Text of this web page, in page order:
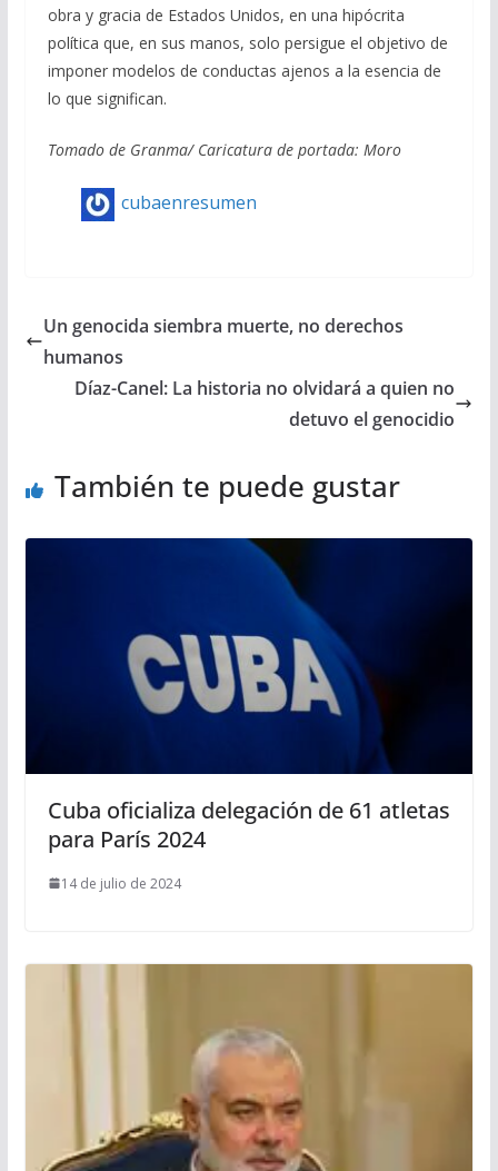
obra y gracia de Estados Unidos, en una hipócrita
política que, en sus manos, solo persigue el objetivo de
imponer modelos de conductas ajenos a la esencia de
lo que significan.
Tomado de Granma/ Caricatura de portada: Moro
cubaenresumen
Un genocida siembra muerte, no derechos
humanos
Díaz-Canel: La historia no olvidará a quien no
detuvo el genocidio
También te puede gustar
Cuba oficializa delegación de 61 atletas
para París 2024
14 de julio de 2024